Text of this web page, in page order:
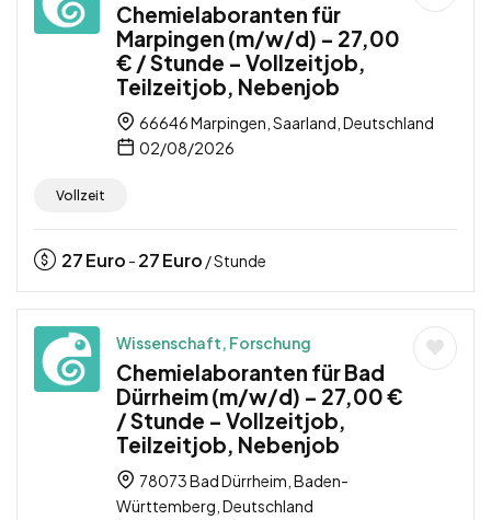
Chemielaboranten für
Marpingen (m/w/d) – 27,00
€ / Stunde – Vollzeitjob,
Teilzeitjob, Nebenjob
66646 Marpingen, Saarland, Deutschland
02/08/2026
Vollzeit
27Euro - 27Euro / Stunde
Wissenschaft, Forschung
Chemielaboranten für Bad
Dürrheim (m/w/d) – 27,00 €
/ Stunde – Vollzeitjob,
Teilzeitjob, Nebenjob
78073 Bad Dürrheim, Baden-
Württemberg, Deutschland